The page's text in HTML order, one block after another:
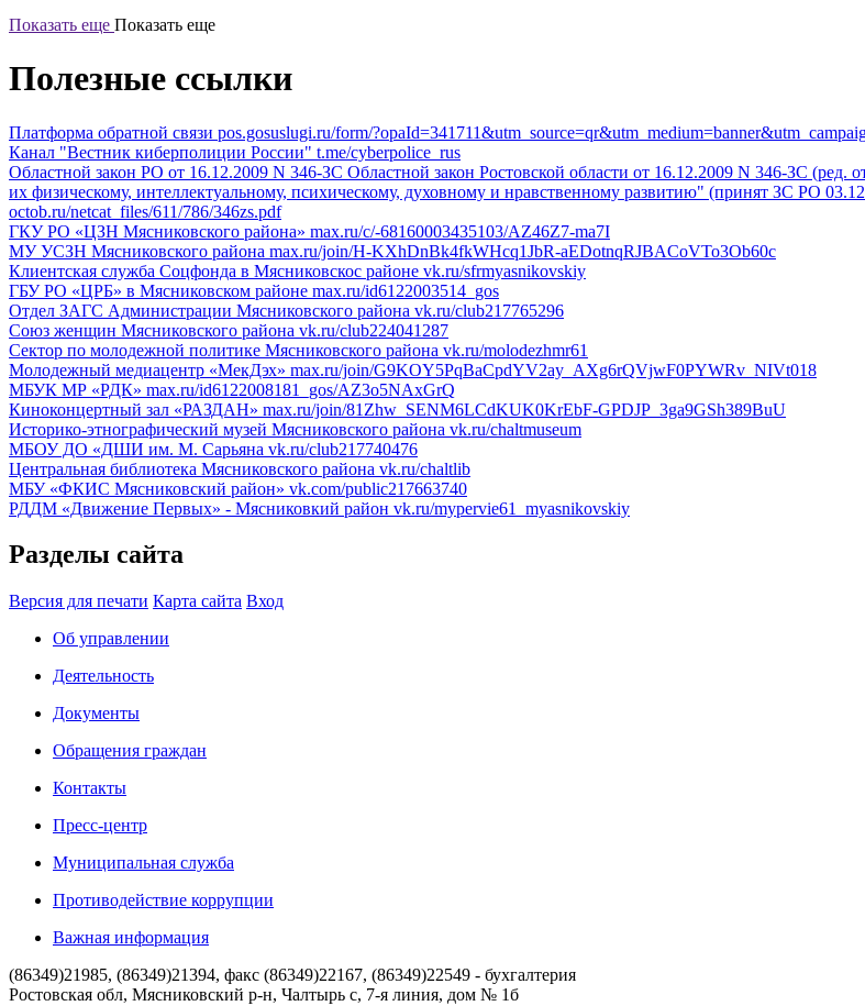
Показать еще Показать еще
Полезные ссылки
Платформа обратной связи pos.gosuslugi.ru/form/
Канал "Вестник киберполиции России" t.me/cyberpolice_rus
Областной закон РО от 16.12.2009 N 346-ЗС Областной закон Ростовской области от 16.12.2009 N 346-ЗС
их физическому, интеллектуальному, психическому, духовному и нравственному развитию" (принят ЗС РО
octob.ru/netcat_files/611/786/346zs.pdf
ГКУ РО «ЦЗН Мясниковского района» max.ru/c/-68160003435103/AZ46Z7-ma7I
МУ УСЗН Мясниковского района max.ru/join/H-KXhDnBk4fkWHcq1JbR-aEDotnqRJBACoVTo3Ob60c
Клиентская служба Соцфонда в Мясниковскос районе vk.ru/sfrmyasnikovskiy
ГБУ РО «ЦРБ» в Мясниковском районе max.ru/id6122003514_gos
Отдел ЗАГС Администрации Мясниковского района vk.ru/club217765296
Союз женщин Мясниковского района vk.ru/club224041287
Сектор по молодежной политике Мясниковского района vk.ru/molodezhmr61
Молодежный медиацентр «МекДэх» max.ru/join/G9KOY5PqBaCpdYV2ay_AXg6rQVjwF0PYWRv_NIVt018
МБУК МР «РДК» max.ru/id6122008181_gos/AZ3o5NAxGrQ
Киноконцертный зал «РАЗДАН» max.ru/join/81Zhw_SENM6LCdKUK0KrEbF-GPDJP_3ga9GSh389BuU
Историко-этнографический музей Мясниковского района vk.ru/chaltmuseum
МБОУ ДО «ДШИ им. М. Сарьяна vk.ru/club217740476
Центральная библиотека Мясниковского района vk.ru/chaltlib
МБУ «ФКИС Мясниковский район» vk.com/public217663740
РДДМ «Движение Первых» - Мясниковкий район vk.ru/mypervie61_myasnikovskiy
Разделы сайта
Версия для печати Карта сайта Вход
Об управлении
Деятельность
Документы
Обращения граждан
Контакты
Пресс-центр
Муниципальная служба
Противодействие коррупции
Важная информация
(86349)21985, (86349)21394, факс (86349)22167, (86349)22549 - бухгалтерия
Ростовская обл, Мясниковский р-н, Чалтырь с, 7-я линия, дом № 1б